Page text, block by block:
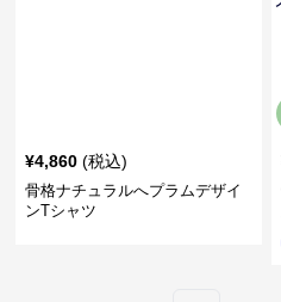
¥4,860 (税込)
骨格ナチュラルへプラムデザイ
ンTシャツ